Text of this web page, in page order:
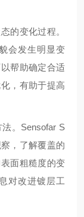
的变化过程。
会发生明显变
帮助确定合适
，有助于提高
。Sensofar S
，了解覆盖的
面粗糙度的变
对改进镀层工